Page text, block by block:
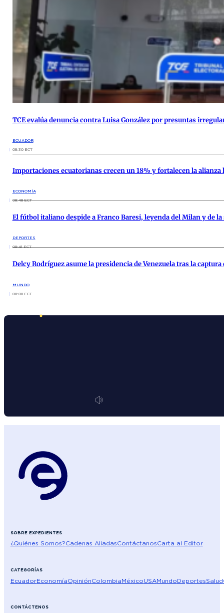
TCE evalúa denuncia contra Luisa González por presuntas
ECUADOR
08:30 ECT
Importaciones ecuatorianas crecen un 18% y fortalecen la
ECONOMÍA
08:48 ECT
El fútbol italiano despide a Franco Baresi, leyenda del Milan y de la
DEPORTES
08:41 ECT
Delcy Rodríguez asume la presidencia de Venezuela tras la
MUNDO
08:08 ECT
SOBRE EXPEDIENTES
¿Quiénes Somos?Cadenas AliadasContáctanosCarta al Editor
CATEGORÍAS
EcuadorEconomíaOpiniónColombiaMéxicoUSAMundoDeportesSalud
CONTÁCTENOS